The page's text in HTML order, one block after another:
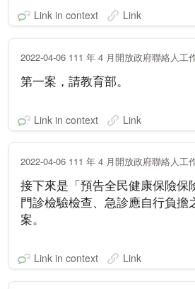
Link in context Link
2022-04-06 111 年 4 月開放政府聯絡人工
第一案，請教育部。
Link in context Link
2022-04-06 111 年 4 月開放政府聯絡人工
接下來是「預告全民健康保險保
門診檢驗檢查、急診應自行負擔
案。
Link in context Link